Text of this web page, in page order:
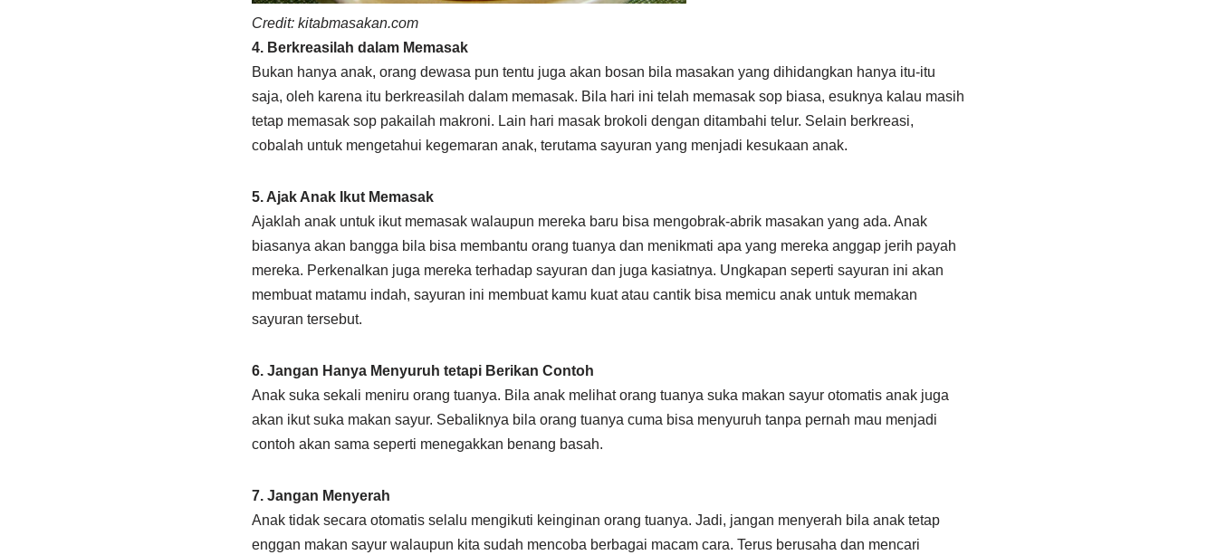
Credit: kitabmasakan.com
4. Berkreasilah dalam Memasak
Bukan hanya anak, orang dewasa pun tentu juga akan bosan bila masakan yang dihidangkan hanya itu-itu
saja, oleh karena itu berkreasilah dalam memasak. Bila hari ini telah memasak sop biasa, esuknya kalau masih
tetap memasak sop pakailah makroni. Lain hari masak brokoli dengan ditambahi telur. Selain berkreasi,
cobalah untuk mengetahui kegemaran anak, terutama sayuran yang menjadi kesukaan anak.
5. Ajak Anak Ikut Memasak
Ajaklah anak untuk ikut memasak walaupun mereka baru bisa mengobrak-abrik masakan yang ada. Anak
biasanya akan bangga bila bisa membantu orang tuanya dan menikmati apa yang mereka anggap jerih payah
mereka. Perkenalkan juga mereka terhadap sayuran dan juga kasiatnya. Ungkapan seperti sayuran ini akan
membuat matamu indah, sayuran ini membuat kamu kuat atau cantik bisa memicu anak untuk memakan
sayuran tersebut.
6. Jangan Hanya Menyuruh tetapi Berikan Contoh
Anak suka sekali meniru orang tuanya. Bila anak melihat orang tuanya suka makan sayur otomatis anak juga
akan ikut suka makan sayur. Sebaliknya bila orang tuanya cuma bisa menyuruh tanpa pernah mau menjadi
contoh akan sama seperti menegakkan benang basah.
7. Jangan Menyerah
Anak tidak secara otomatis selalu mengikuti keinginan orang tuanya. Jadi, jangan menyerah bila anak tetap
enggan makan sayur walaupun kita sudah mencoba berbagai macam cara. Terus berusaha dan mencari